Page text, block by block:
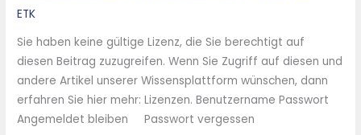
ETK
Sie haben keine gültige Lizenz, die Sie berechtigt auf
diesen Beitrag zuzugreifen. Wenn Sie Zugriff auf diesen und
andere Artikel unserer Wissensplattform wünschen, dann
erfahren Sie hier mehr: Lizenzen. Benutzername Passwort
Angemeldet bleiben Passwort vergessen
of
Management
in
China
According
to